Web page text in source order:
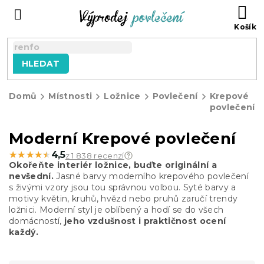
HLEDAT
Domů Místnosti Ložnice Povlečení
Krepové
povlečení
Moderní Krepové povlečení
★★★★★
★★★★★ 4,5z 1 838 recenzí
Okořeňte interiér ložnice, buďte originální a
nevšední. Jasné barvy moderního krepového povlečení
s živými vzory jsou tou správnou volbou. Syté barvy a
motivy květin, kruhů, hvězd nebo pruhů zaručí trendy
ložnici. Moderní styl je oblíbený a hodí se do všech
domácností, jeho vzdušnost i praktičnost ocení
každý.